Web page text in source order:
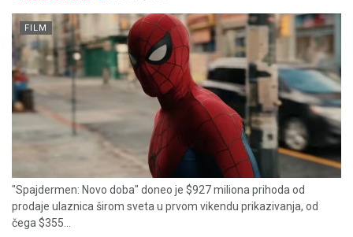
FILM
"Spajdermen: Novo doba" doneo je $927 miliona prihoda od
prodaje ulaznica širom sveta u prvom vikendu prikazivanja, od
čega $355...